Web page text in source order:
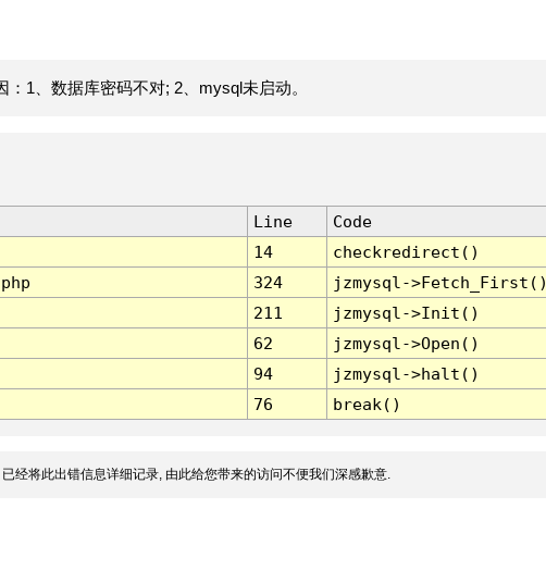
1、数据库密码不对; 2、mysql未启动。
Line
Code
14
checkredirect()
324
jzmysql-
211
jzmysql->Init()
62
jzmysql->Open()
94
jzmysql->halt()
76 break()
经将此出错信息详细记录, 由此给您带来的访问不便我们深感歉意.